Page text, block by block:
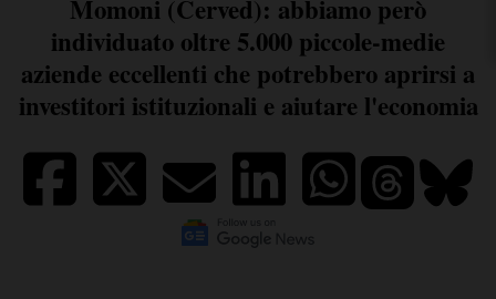
Momoni (Cerved): abbiamo però
individuato oltre 5.000 piccole-medie
aziende eccellenti che potrebbero aprirsi a
investitori istituzionali e aiutare l'economia